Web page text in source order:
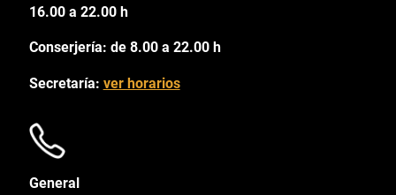
16.00 a 22.00 h
Conserjería: de 8.00 a 22.00 h
Secretaría: ver horarios
General